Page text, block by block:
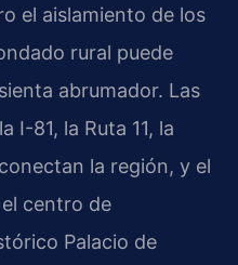
el aislamiento de los
rural puede
abrumador. Las
I-81, la Ruta 11, la
la región, y el
centro de
Palacio de